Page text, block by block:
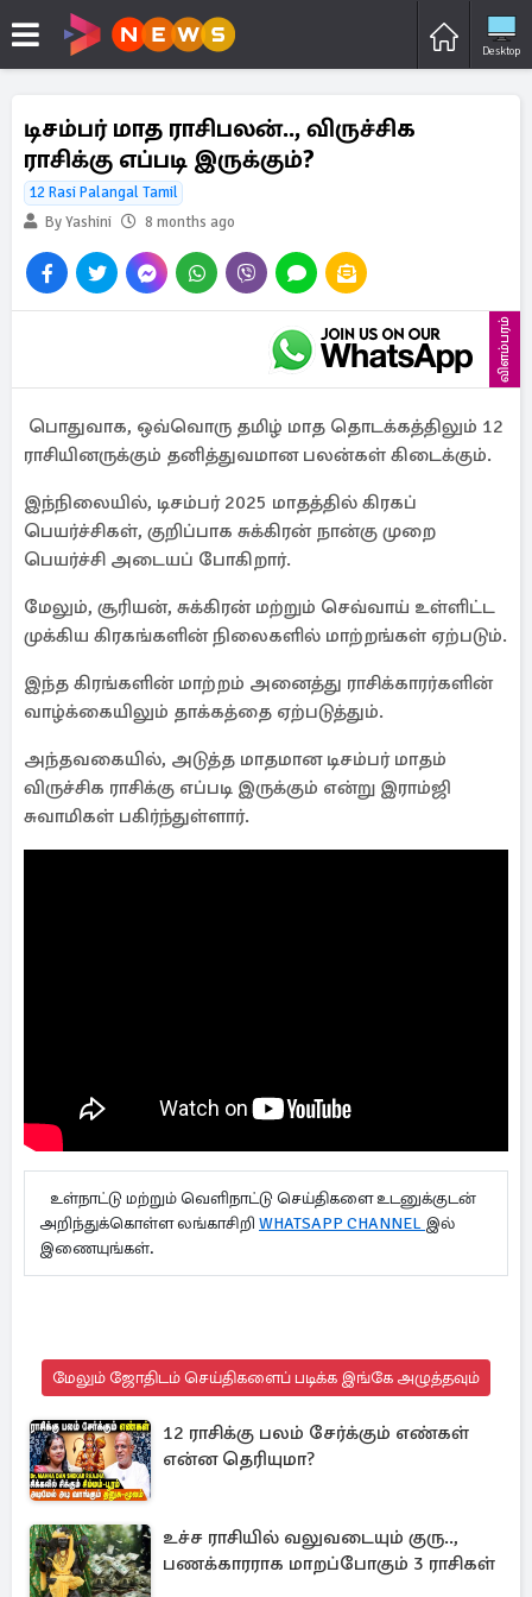
Desktop
டிசம்பர் மாத ராசிபலன்.., விருச்சிக
ராசிக்கு எப்படி இருக்கும்?
12 Rasi Palangal Tamil
By Yashini
8 months ago
விளம்பரம்
பொதுவாக, ஒவ்வொரு தமிழ் மாத தொடக்கத்திலும் 12
ராசியினருக்கும் தனித்துவமான பலன்கள் கிடைக்கும்.
இந்நிலையில், டிசம்பர் 2025 மாதத்தில் கிரகப்
பெயர்ச்சிகள், குறிப்பாக சுக்கிரன் நான்கு முறை
பெயர்ச்சி அடையப் போகிறார்.
மேலும், சூரியன், சுக்கிரன் மற்றும் செவ்வாய் உள்ளிட்ட
முக்கிய கிரகங்களின் நிலைகளில் மாற்றங்கள் ஏற்படும்.
இந்த கிரங்களின் மாற்றம் அனைத்து ராசிக்காரர்களின்
வாழ்க்கையிலும் தாக்கத்தை ஏற்படுத்தும்.
அந்தவகையில், அடுத்த மாதமான டிசம்பர் மாதம்
விருச்சிக ராசிக்கு எப்படி இருக்கும் என்று இராம்ஜி
சுவாமிகள் பகிர்ந்துள்ளார்.
உள்நாட்டு மற்றும் வெளிநாட்டு செய்திகளை உடனுக்குடன்
அறிந்துக்கொள்ள லங்காசிறி WHATSAPP CHANNEL இல்
இணையுங்கள்.
மேலும் ஜோதிடம் செய்திகளைப் படிக்க இங்கே அழுத்தவும்
12 ராசிக்கு பலம் சேர்க்கும் எண்கள்
என்ன தெரியுமா?
உச்ச ராசியில் வலுவடையும் குரு..,
பணக்காரராக மாறப்போகும் 3 ராசிகள்